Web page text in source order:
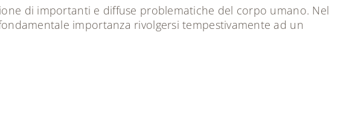
di importanti e diffuse problematiche del corpo umano. Nel
importanza rivolgersi tempestivamente ad un